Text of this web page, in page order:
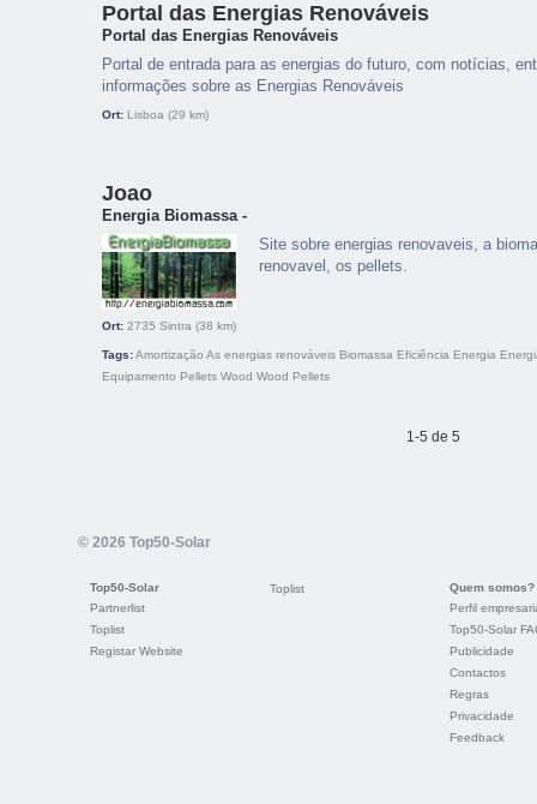
Portal das Energias Renováveis
Portal das Energias Renováveis
Portal de entrada para as energias do futuro, com notícias,
informações sobre as Energias Renováveis
Ort: Lisboa (29 km)
Joao
Energia Biomassa -
Site sobre energias renovaveis, a
renovavel, os pellets.
Ort: 2735 Sintra (38 km)
Tags:Amortização As energias renováveis Biomassa Eficiência Energia
Equipamento Pellets Wood Wood Pellets
1-5 de 5
© 2026 Top50-Solar
Top50-Solar
Partnerlist
Toplist
Registar Website
Toplist
Quem somos?
Perfil
Top50-Solar
Publicidade
Contactos
Regras
Privacidade
Feedback